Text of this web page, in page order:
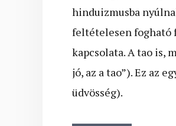
hinduizmusba
feltételesen fogható
kapcsolata. A tao is,
jó, az a tao”). Ez az
üdvösség).